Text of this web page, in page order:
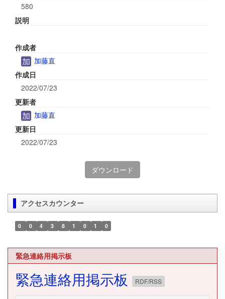
580
説明
作成者
加藤直
作成日
2022/07/23
更新者
加藤直
更新日
2022/07/23
ダウンロード
アクセスカウンター
0 0 4 3 8 1 0 1 0
緊急連絡用掲示板
緊急連絡用掲示板 RDF/RSS